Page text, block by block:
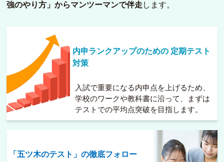
強のやり方」からマンツーマンで伴走 します。
内申ランクアップのための 定期テスト
対策
入試で重要になる内申点を上げるため、
学校のワークや教科書に沿って、まずは
テストでの平均点突破を目指します。
「五ツ木のテスト」の徹底フォロー